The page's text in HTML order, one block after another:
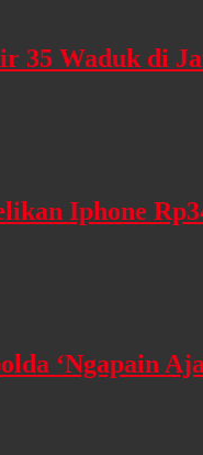
35 Waduk di
Iphone
‘Ngapain